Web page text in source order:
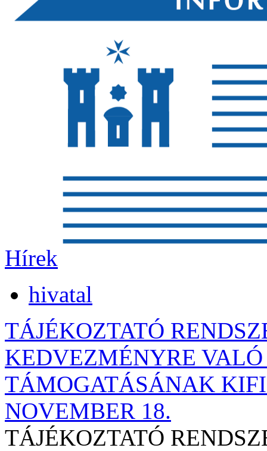
Hírek
hivatal
TÁJÉKOZTATÓ
KEDVEZMÉNYRE
TÁMOGATÁSÁNAK
NOVEMBER 18.
TÁJÉKOZTATÓ